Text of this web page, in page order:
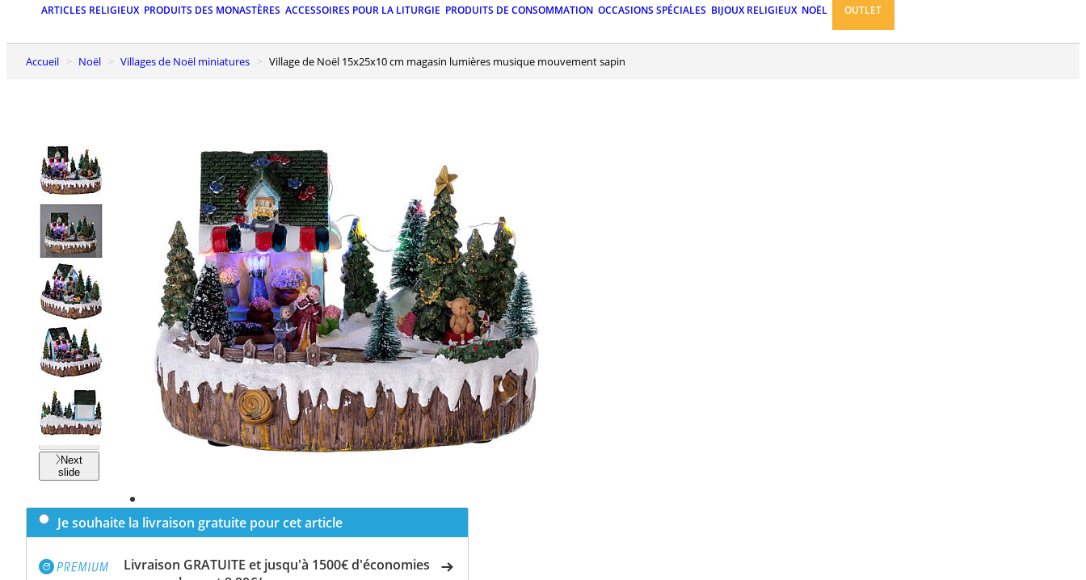
ARTICLES RELIGIEUX PRODUITS DES MONASTÈRES ACCESSOIRES POUR LA LITURGIE PRODUITS DE CONSOMMATION OCCASIONS SPÉCIALES BIJOUX RELIGIEUX NOËL OUTLET
Accueil Noël Villages de Noël miniatures Village de Noël 15x25x10 cm magasin lumières musique mouvement sapin
Previous
Next
slide
Je souhaite la livraison gratuite pour cet article
Livraison GRATUITE et jusqu'à 1500€ d'économies